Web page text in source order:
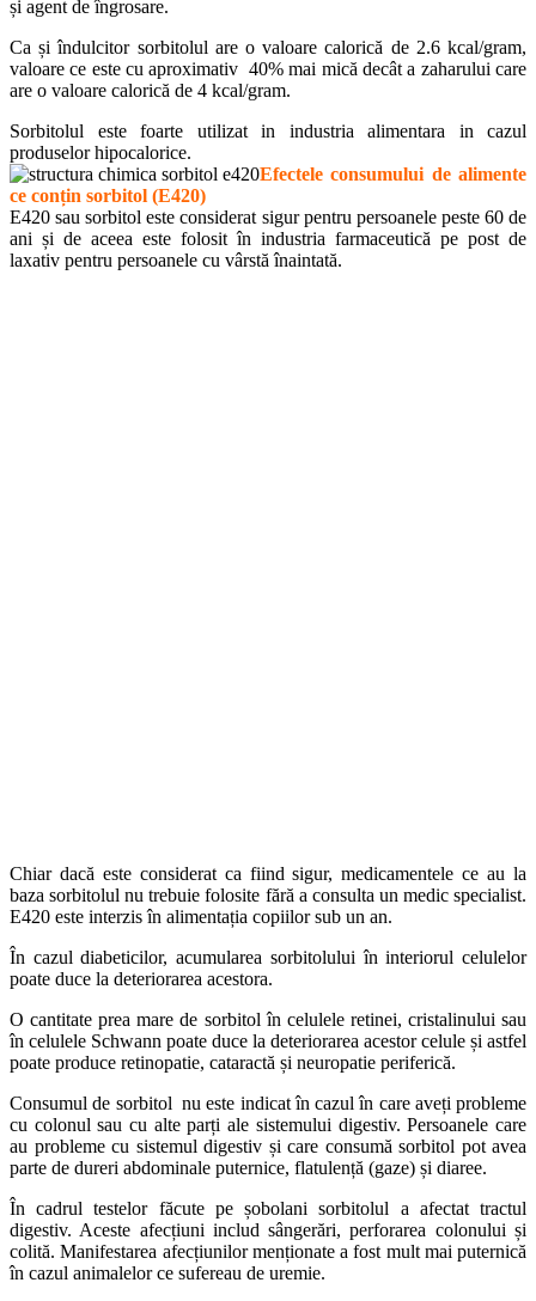
și agent de îngrosare.
Ca și îndulcitor sorbitolul are o valoare calorică de 2.6 kcal/gram,
valoare ce este cu aproximativ 40% mai mică decât a zaharului care
are o valoare calorică de 4 kcal/gram.
Sorbitolul este foarte utilizat in industria alimentara in cazul
produselor hipocalorice.
Efectele consumului de alimente
ce conțin sorbitol (E420)
E420 sau sorbitol este considerat sigur pentru persoanele peste 60 de
ani și de aceea este folosit în industria farmaceutică pe post de
laxativ pentru persoanele cu vârstă înaintată.
Chiar dacă este considerat ca fiind sigur, medicamentele ce au la
baza sorbitolul nu trebuie folosite fără a consulta un medic specialist.
E420 este interzis în alimentația copiilor sub un an.
În cazul diabeticilor, acumularea sorbitolului în interiorul celulelor
poate duce la deteriorarea acestora.
O cantitate prea mare de sorbitol în celulele retinei, cristalinului sau
în celulele Schwann poate duce la deteriorarea acestor celule și astfel
poate produce retinopatie, cataractă și neuropatie periferică.
Consumul de sorbitol nu este indicat în cazul în care aveți probleme
cu colonul sau cu alte parți ale sistemului digestiv. Persoanele care
au probleme cu sistemul digestiv și care consumă sorbitol pot avea
parte de dureri abdominale puternice, flatulență (gaze) și diaree.
În cadrul testelor făcute pe șobolani sorbitolul a afectat tractul
digestiv. Aceste afecțiuni includ sângerări, perforarea colonului și
colită. Manifestarea afecțiunilor menționate a fost mult mai puternică
în cazul animalelor ce sufereau de uremie.